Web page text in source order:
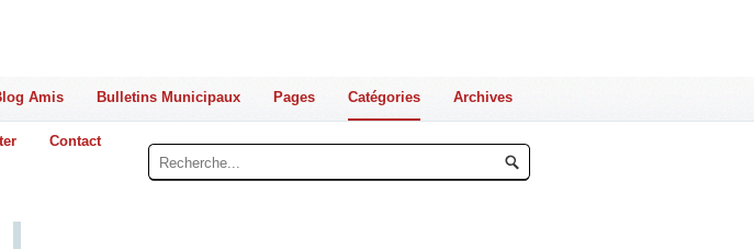
Amis Bulletins Municipaux Pages Catégories Archives
Contact